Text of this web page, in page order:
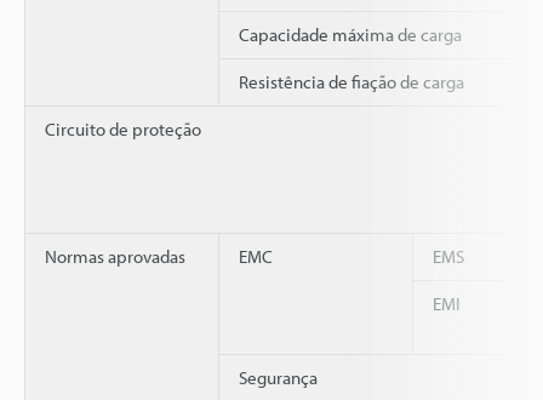
Capacidade máxima de carga
Resistência de fiação de carga
Circuito de proteção
Normas aprovadas EMC EMS
EMI
Segurança